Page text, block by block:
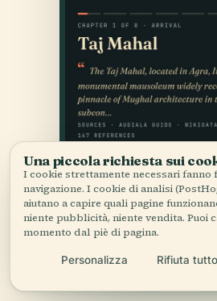
Una piccola richiesta sui
I cookie strettamente necessari fanno
navigazione. I cookie di analisi
aiutano a capire quali pagine
niente pubblicità, niente vendita. Puoi
momento dal piè di pagina.
Personalizza Rifiuta tutto